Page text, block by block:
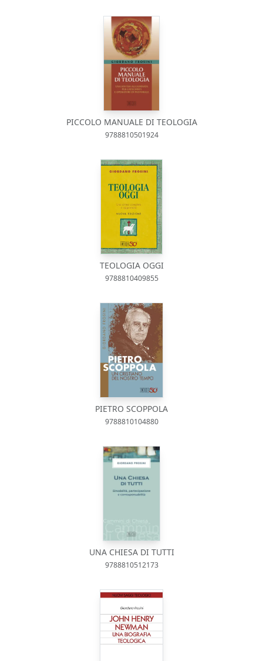
PICCOLO MANUALE DI TEOLOGIA
9788810501924
TEOLOGIA OGGI
9788810409855
PIETRO SCOPPOLA
9788810104880
UNA CHIESA DI TUTTI
9788810512173